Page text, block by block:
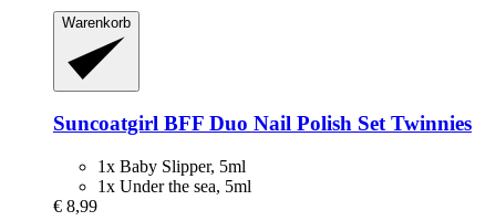
Warenkorb
Suncoatgirl BFF Duo Nail Polish Set Twinnies
1x Baby Slipper, 5ml
1x Under the sea, 5ml
€ 8,99